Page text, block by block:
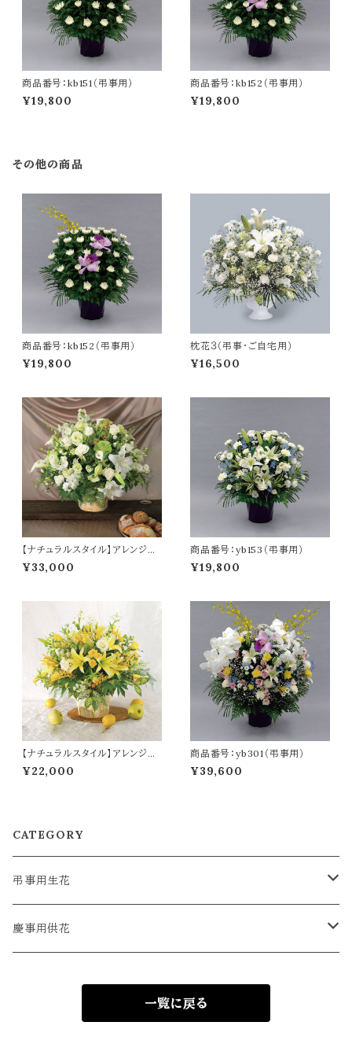
商品番号：kb151（弔事用）
¥19,800
商品番号：kb152（弔事用）
¥19,800
その他の商品
商品番号：kb152（弔事用）
¥19,800
枕花３（弔事・ご自宅用）
¥16,500
【ナチュラルスタイル】アレンジメ
ント（慶事用）
¥33,000
商品番号：yb153（弔事用）
¥19,800
【ナチュラルスタイル】アレンジメ
ント（慶事用）
¥22,000
商品番号：yb301（弔事用）
¥39,600
CATEGORY
弔事用生花
追悼の供花
慶事用供花
一覧に戻る